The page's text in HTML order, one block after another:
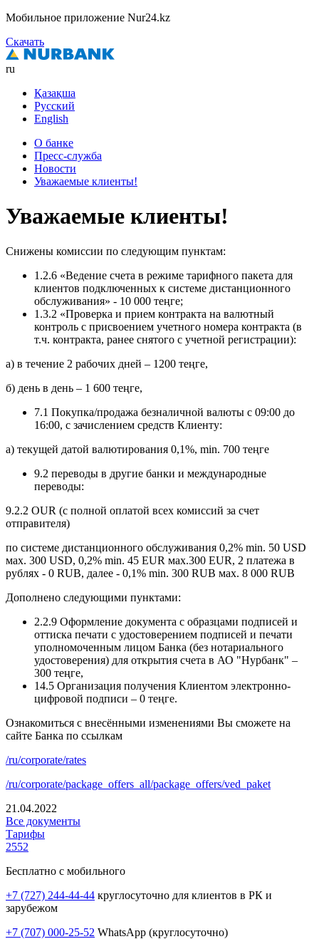
Мобильное приложение Nur24.kz
Скачать
ru
Қазақша
Русский
English
О банке
Пресс-служба
Новости
Уважаемые клиенты!
Уважаемые клиенты!
Снижены комиссии по следующим пунктам:
1.2.6 «Ведение счета в режиме тарифного пакета для
клиентов подключенных к системе дистанционного
обслуживания» - 10 000 теңге;
1.3.2 «Проверка и прием контракта на валютный
контроль с присвоением учетного номера контракта (в
т.ч. контракта, ранее снятого с учетной регистрации):
а) в течение 2 рабочих дней – 1200 теңге,
б) день в день – 1 600 теңге,
7.1 Покупка/продажа безналичной валюты c 09:00 до
16:00, с зачислением средств Клиенту:
а) текущей датой валютирования 0,1%, min. 700 теңге
9.2 переводы в другие банки и международные
переводы:
9.2.2 OUR (с полной оплатой всех комиссий за счет
отправителя)
по системе дистанционного обслуживания 0,2% min. 50 USD
мах. 300 USD, 0,2% min. 45 EUR мах.300 EUR, 2 платежа в
рублях - 0 RUB, далее - 0,1% min. 300 RUB мах. 8 000 RUB
Дополнено следующими пунктами:
2.2.9 Оформление документа с образцами подписей и
оттиска печати с удостоверением подписей и печати
уполномоченным лицом Банка (без нотариального
удостоверения) для открытия счета в АО "Нурбанк" –
300 теңге,
14.5 Организация получения Клиентом электронно-
цифровой подписи – 0 теңге.
Ознакомиться с внесёнными изменениями Вы сможете на
сайте Банка по ссылкам
/ru/corporate/rates
/ru/corporate/package_offers_all/package_offers/ved_paket
21.04.2022
Все документы
Тарифы
2552
Бесплатно с мобильного
+7 (727) 244-44-44 круглосуточно для клиентов в РК и
зарубежом
+7 (707) 000-25-52 WhatsApp (круглосуточно)